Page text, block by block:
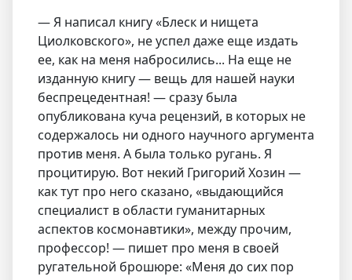
— Я написал книгу «Блеск и нищета
Циолковского», не успел даже еще издать
ее, как на меня набросились... На еще не
изданную книгу — вещь для нашей науки
беспрецедентная! — сразу была
опубликована куча рецензий, в которых не
содержалось ни одного научного аргумента
против меня. А была только ругань. Я
процитирую. Вот некий Григорий Хозин —
как тут про него сказано, «выдающийся
специалист в области гуманитарных
аспектов космонавтики», между прочим,
профессор! — пишет про меня в своей
ругательной брошюре: «Меня до сих пор